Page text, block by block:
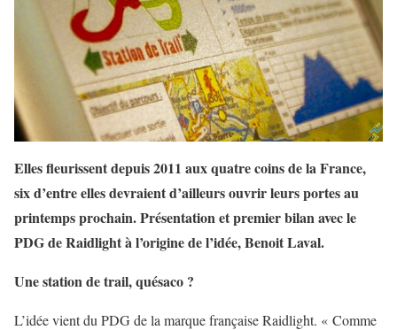
Elles fleurissent depuis 2011 aux quatre coins de la France,
six d’entre elles devraient d’ailleurs ouvrir leurs portes au
printemps prochain. Présentation et premier bilan avec le
PDG de Raidlight à l’origine de l’idée, Benoit Laval.
Une station de trail, quésaco ?
L’idée vient du PDG de la marque française Raidlight. « Comme